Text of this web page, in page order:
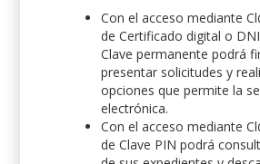
Con el acceso mediante
de Certificado digital o
Clave permanente podrá
presentar solicitudes y
opciones que permite la
electrónica.
Con el acceso mediante
de Clave PIN podrá